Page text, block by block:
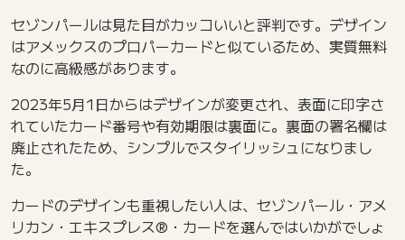
セゾンパールは見た目がカッコいいと評判です。デザイン
はアメックスのプロパーカードと似ているため、実質無料
なのに高級感があります。
2023年5月1日からはデザインが変更され、表面に印字さ
れていたカード番号や有効期限は裏面に。裏面の署名欄は
廃止されたため、シンプルでスタイリッシュになりまし
た。
カードのデザインも重視したい人は、セゾンパール・アメ
リカン・エキスプレス®・カードを選んではいかがでしょ